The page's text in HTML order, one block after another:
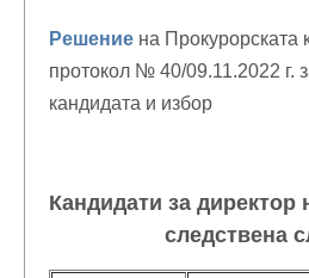
Решение на
протокол № 40/09.11.2022 г.
кандидата и избор
Кандидати за директор
следствена